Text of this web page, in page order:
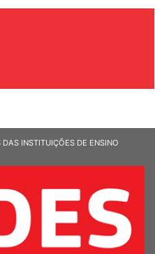
INSTITUIÇÕES DE ENSINO